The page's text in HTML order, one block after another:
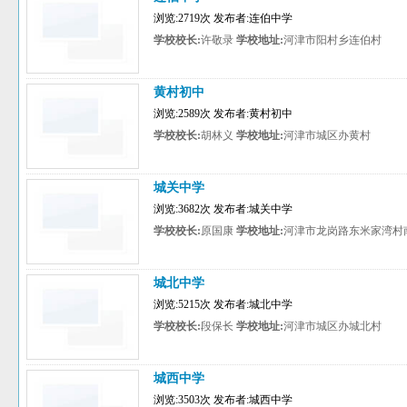
浏览:2719次 发布者:连伯中学
学校校长:许敬录 学校地址:河津市阳村乡连伯村
黄村初中
浏览:2589次 发布者:黄村初中
学校校长:胡林义 学校地址:河津市城区办黄村
城关中学
浏览:3682次 发布者:城关中学
学校校长:原国康 学校地址:河津市龙岗路东米家湾村
城北中学
浏览:5215次 发布者:城北中学
学校校长:段保长 学校地址:河津市城区办城北村
城西中学
浏览:3503次 发布者:城西中学